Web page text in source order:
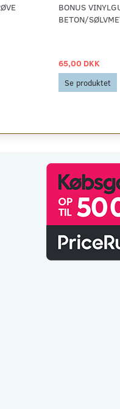
BONUS
BETON/
65,00 DKK
Se produktet